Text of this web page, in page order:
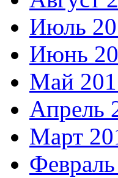
Июль
Июнь
Май
Апрель
Март